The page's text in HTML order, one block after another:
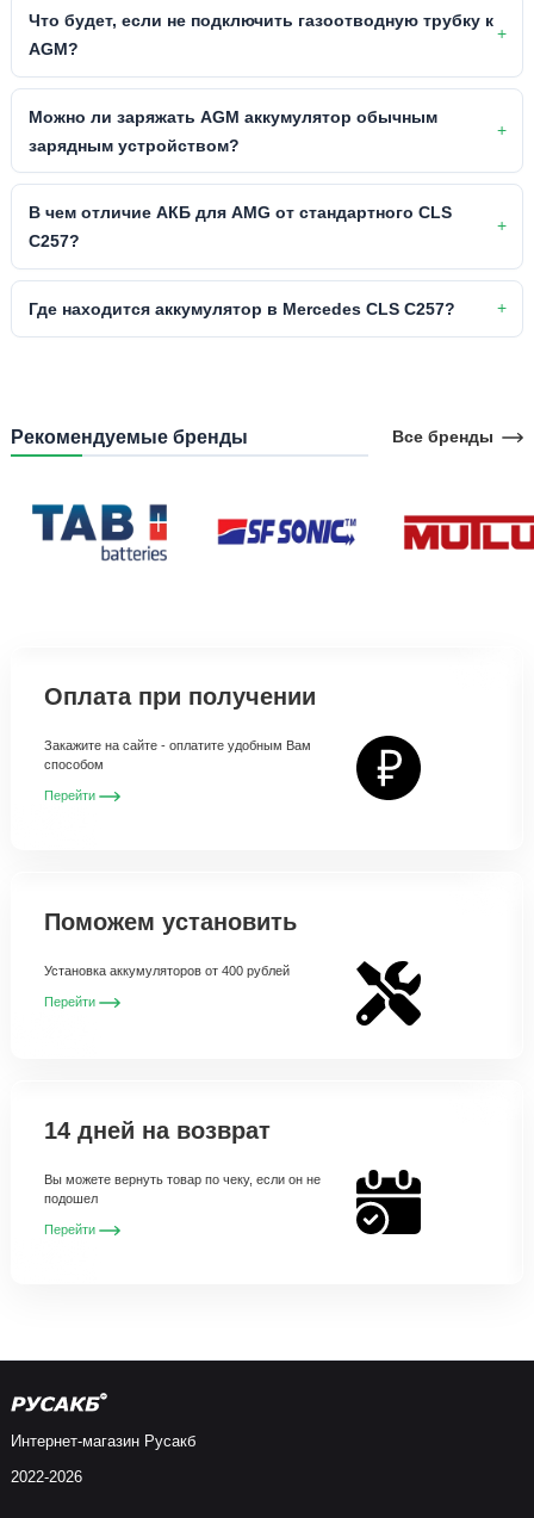
Что будет, если не подключить газоотводную трубку к
AGM?
Можно ли заряжать AGM аккумулятор обычным
зарядным устройством?
В чем отличие АКБ для AMG от стандартного CLS
C257?
Где находится аккумулятор в Mercedes CLS C257?
Рекомендуемые бренды Все бренды
Оплата при получении
Закажите на сайте - оплатите удобным Вам
способом
Перейти
Поможем установить
Установка аккумуляторов от 400 рублей
Перейти
14 дней на возврат
Вы можете вернуть товар по чеку, если он не
подошел
Перейти
Интернет-магазин Русакб
2022-2026